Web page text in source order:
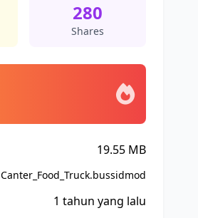
280
Shares
19.55 MB
Canter_Food_Truck.bussidmod
1 tahun yang lalu